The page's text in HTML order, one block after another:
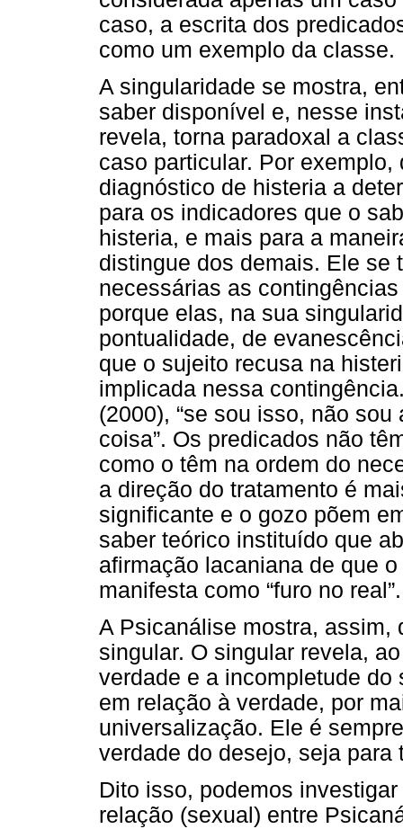
caso, a escrita dos
como um exemplo da classe.
A singularidade se mostra,
saber disponível e, nesse
revela, torna paradoxal a
caso particular. Por
diagnóstico de histeria a
para os indicadores que o
histeria, e mais para a
distingue dos demais. Ele se
necessárias as
porque elas, na sua
pontualidade, de
que o sujeito recusa na
implicada nessa
(2000), “se sou isso, não
coisa”. Os predicados não
como o têm na ordem do
a direção do tratamento é
significante e o gozo põem
saber teórico instituído que
afirmação lacaniana de que
manifesta como “furo no real”.
A Psicanálise mostra, assim,
singular. O singular revela,
verdade e a incompletude do
em relação à verdade, por
universalização. Ele é
verdade do desejo, seja
Dito isso, podemos
relação (sexual) entre